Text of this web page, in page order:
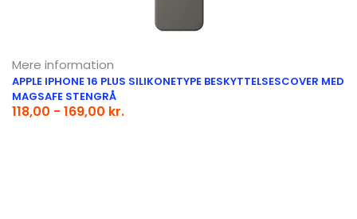
Mere information
APPLE IPHONE 16 PLUS SILIKONETYPE BESKYTTELSESCOVER MED
MAGSAFE STENGRÅ
118,00 - 169,00 kr.